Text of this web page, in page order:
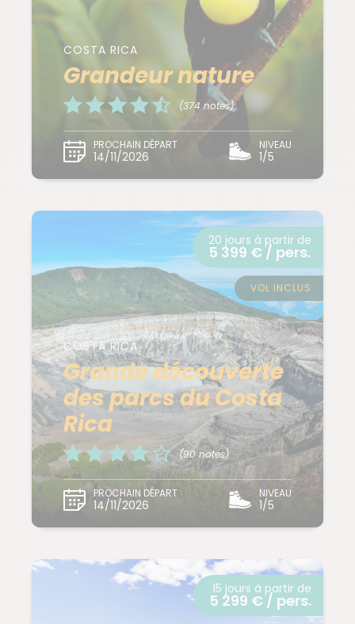
COSTA RICA
Grandeur nature
(374 notes)
PROCHAIN DÉPART
14/11/2026
NIVEAU
1/5
COSTA RICA
Grande découverte
des parcs du Costa
Rica
(90 notes)
PROCHAIN DÉPART
14/11/2026
NIVEAU
1/5
20 jours à partir de
5 399 € / pers.
VOL INCLUS
15 jours à partir de
5 299 € / pers.